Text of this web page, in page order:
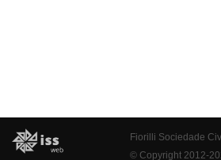
Fiorilli Sociedade
© Copyright 2012-